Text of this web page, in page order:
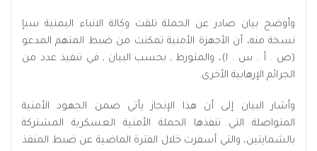
وأوضح بيان صادر عن الحملة تلقت وكالة الانباء اليمنية سبإ
نسخة منه، أن الأجهزة الأمنية تمكنت من ضبط المتهم المدعو
(ص . أ . س . ا)، والمتورط ـ بحسب البيان ـ في تنفيذ عدد من
الجرائم الإرهابية الأخرى.
وأشار البيان إلى أن هذا الإنجاز يأتي ضمن الجهود الأمنية
المتواصلة التي تنفذها الحملة الأمنية العسكرية المشتركة
بالشمايتين، والتي أسفرت خلال الفترة الماضية عن ضبط المنفذ